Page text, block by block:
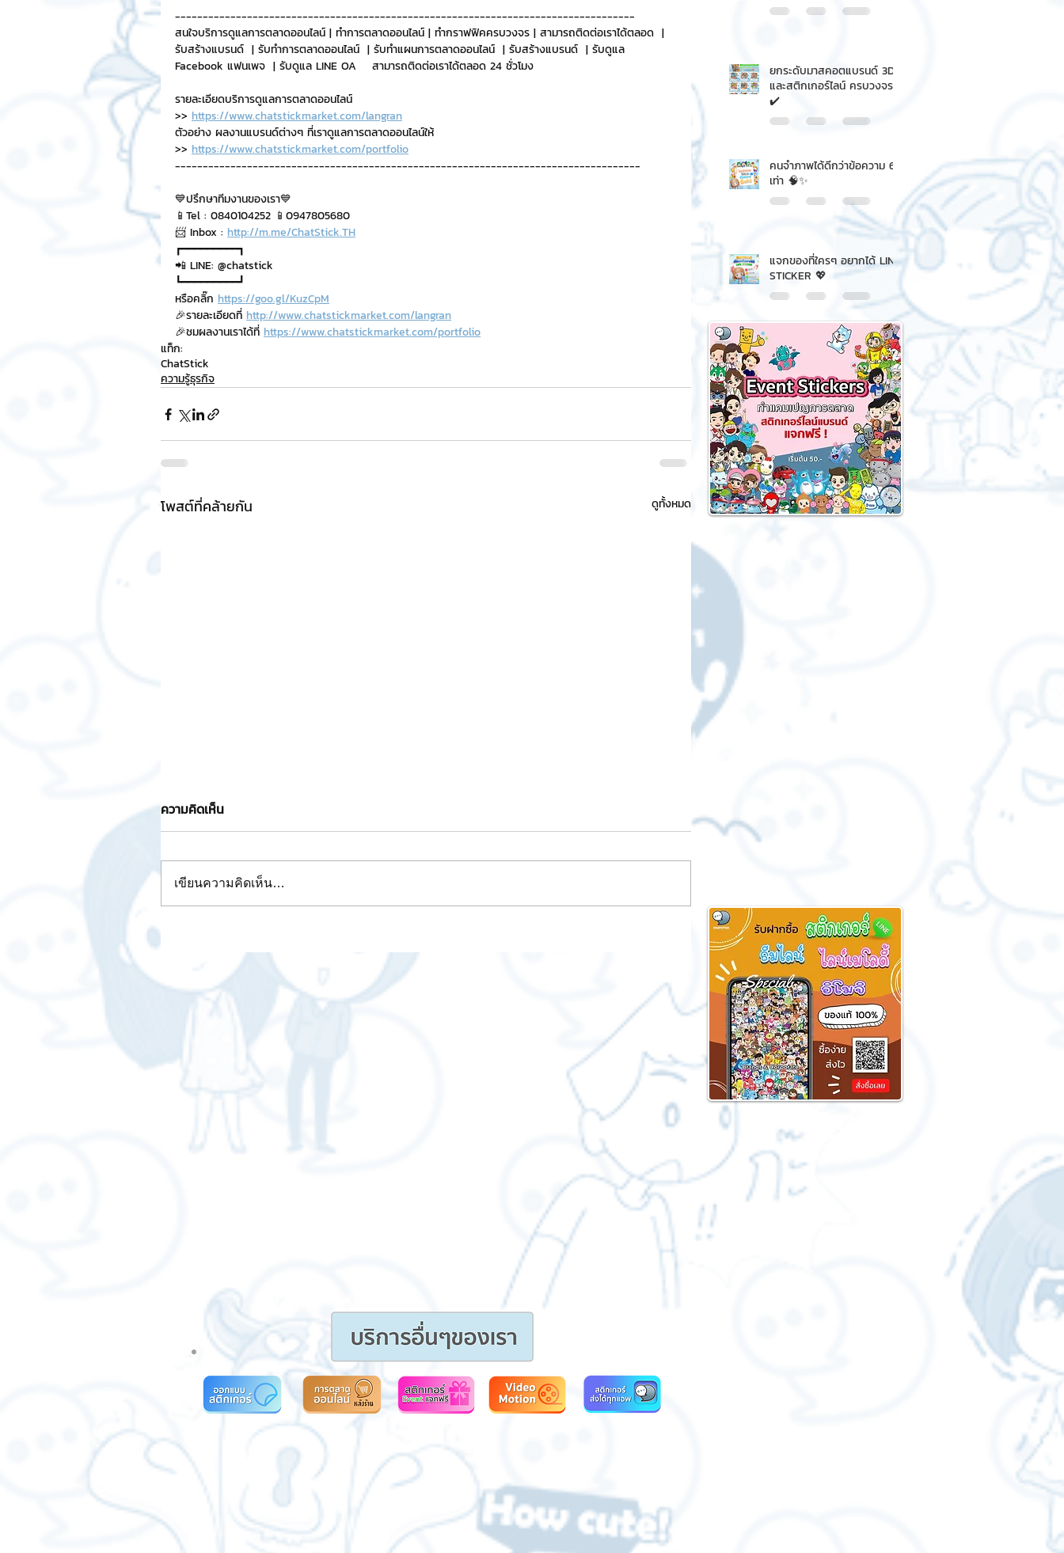
-----------------------------------------------------------------------------------
สนใจบริการดูแลการตลาดออนไลน์ | ทำการตลาดออนไลน์ | ทำกราฟฟิคครบวงจร | สามารถติดต่อเราได้ตลอด  |
รับสร้างแบรนด์  | รับทำการตลาดออนไลน์  | รับทำแผนการตลาดออนไลน์  | รับสร้างแบรนด์  | รับดูแล
Facebook แฟนเพจ  | รับดูแล LINE OA    สามารถติดต่อเราได้ตลอด 24 ชั่วโมง
รายละเอียดบริการดูแลการตลาดออนไลน์
>> https://www.chatstickmarket.com/langran
ตัวอย่าง ผลงานแบรนด์ต่างๆ ที่เราดูแลการตลาดออนไลน์ให้
>> https://www.chatstickmarket.com/portfolio
------------------------------------------------------------------------------------
💙ปรึกษาทีมงานของเรา💙
📱Tel : 0840104252 📱0947805680
📨 Inbox : http://m.me/ChatStick.TH
┏━━━━━━━━━┓
📲 LINE: @chatstick
┗━━━━━━━━━┛
หรือคลิ๊ก https://goo.gl/KuzCpM
🎉รายละเอียดที่ http://www.chatstickmarket.com/langran
🎉ชมผลงานเราได้ที่ https://www.chatstickmarket.com/portfolio
แท็ก:
ChatStick
ความรู้ธุรกิจ
โพสต์ที่คล้ายกัน ดูทั้งหมด
ขนาดกระดาษไซส์ที่ควรรู้...
ความคิดเห็น
เขียนความคิดเห็น…
ยกระดับมาสคอตแบรนด์ 3D
และสติกเกอร์ไลน์ ครบวงจร
✔️
คนจำภาพได้ดีกว่าข้อความ 6
เท่า 🧠✨
แจกของที่ใครๆ อยากได้ LINE
STICKER 💖